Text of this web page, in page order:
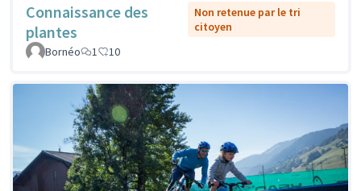
Connaissance des
plantes
Non retenue par le tri
citoyen
Bornéo
1 10